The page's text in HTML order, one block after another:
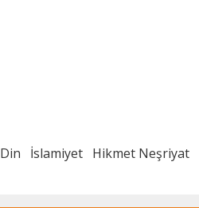
Din İslamiyet Hikmet Neşriyat